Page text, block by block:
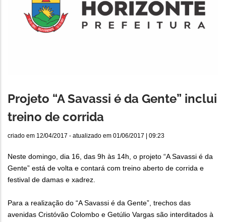
Projeto “A Savassi é da Gente” inclui
treino de corrida
criado em 12/04/2017 - atualizado em 01/06/2017 | 09:23
Neste domingo, dia 16, das 9h às 14h, o projeto “A Savassi é da
Gente” está de volta e contará com treino aberto de corrida e
festival de damas e xadrez.
Para a realização do “A Savassi é da Gente”, trechos das
avenidas Cristóvão Colombo e Getúlio Vargas são interditados à